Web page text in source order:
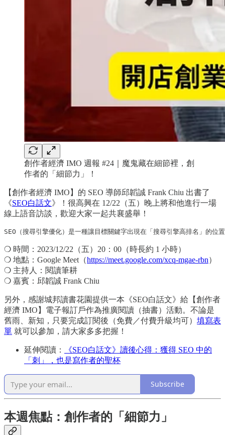
創作者經濟 IMO 週報 #24｜魔鬼藏在細節裡，創
作者的「細節力」！
【創作者經濟 IMO】的 SEO 導師邱韜誠 Frank Chiu 出書了
《SEO白話文》！很高興在 12/22（五）晚上將和他進行一場
線上語音訪談，歡迎大家一起共襄盛舉！
SEO（搜尋引擎優化）是一種讓目標關鍵字出現在「搜尋引擎高排名」的
❍ 時間：2023/12/22（五）20：00（時長約 1 小時）
❍ 地點：Google Meet（https://meet.google.com/xcq-mgae-rbn）
❍ 主持人：閱讀筆耕
❍ 嘉賓：邱韜誠 Frank Chiu
另外，感謝城邦讀書花園提供一本《SEO白話文》給【創作者
經濟 IMO】電子報訂戶作為推廣閱讀（抽書）活動。不論是
舊雨、新知，只要完成訂閱後（免費／付費升級均可） 填寫表
單 就可以參加，請大家多多把握！
延伸閱讀：
《SEO白話文》讀後心得：獲得 SEO 中的
「刺」，也是寫作者的聖杯
Subscribe
本週焦點：創作者的「細節力」